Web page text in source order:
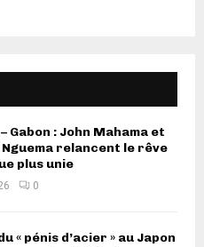
Gabon : John Mahama et
Nguema relancent le rêve
plus unie
0
« pénis d’acier » au Japon